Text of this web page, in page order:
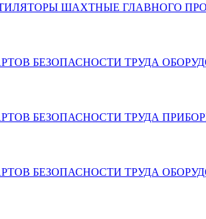
ШАХТНЫЕ ГЛАВНОГО
БЕЗОПАСНОСТИ ТРУДА
БЕЗОПАСНОСТИ ТРУДА
БЕЗОПАСНОСТИ ТРУДА